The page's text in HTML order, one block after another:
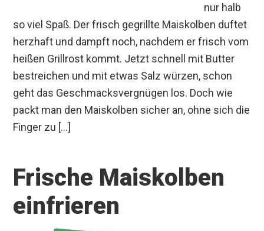
nur halb
so viel Spaß. Der frisch gegrillte Maiskolben duftet
herzhaft und dampft noch, nachdem er frisch vom
heißen Grillrost kommt. Jetzt schnell mit Butter
bestreichen und mit etwas Salz würzen, schon
geht das Geschmacksvergnügen los. Doch wie
packt man den Maiskolben sicher an, ohne sich die
Finger zu […]
Frische Maiskolben
einfrieren